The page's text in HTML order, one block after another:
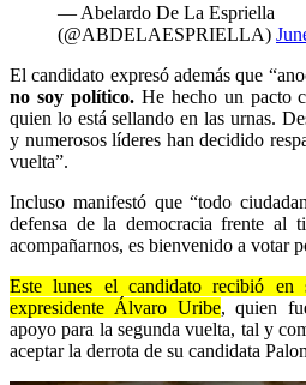
— Abelardo De La Espriella
(@ABDELAESPRIELLA)
El candidato expresó además que
no soy político. He hecho un pacto
quien lo está sellando en las urnas.
y numerosos líderes han decidido
vuelta”.
Incluso manifestó que “todo
defensa de la democracia frente al
acompañarnos, es bienvenido a votar
Este lunes el candidato recibió en
expresidente Álvaro Uribe, quien
apoyo para la segunda vuelta, tal y
aceptar la derrota de su candidata